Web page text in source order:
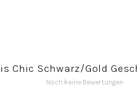
Chic Schwarz/Gold
Noch keine Bewertungen